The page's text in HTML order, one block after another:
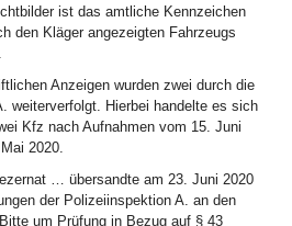
ist das amtliche Kennzeichen
den Kläger angezeigten Fahrzeugs
Anzeigen wurden zwei durch die
weiterverfolgt. Hierbei handelte es sich
Kfz nach Aufnahmen vom 15. Juni
2020.
… übersandte am 23. Juni 2020
der Polizeiinspektion A. an den
um Prüfung in Bezug auf § 43